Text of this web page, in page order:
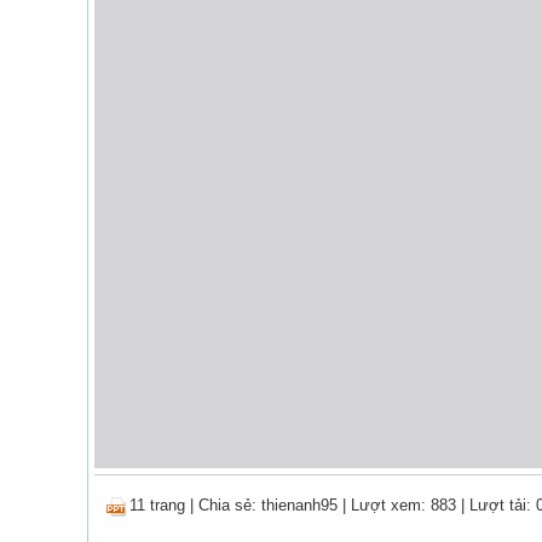
11 trang Chia sẻ: thienanh95 | Lượt xem: 883 | Lượt tải: